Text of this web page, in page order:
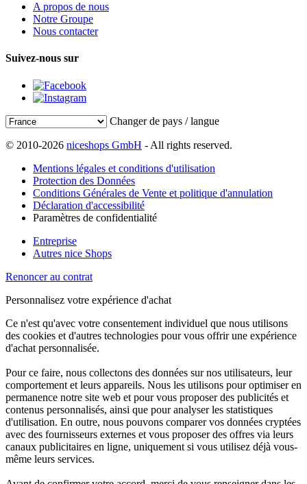
A propos de nous
Notre Groupe
Nous contacter
Suivez-nous sur
Changer de pays / langue
© 2010-2026 niceshops GmbH - All rights reserved.
Mentions légales et conditions d'utilisation
Protection des Données
Conditions Générales de Vente et politique d'annulation
Déclaration d'accessibilité
Paramètres de confidentialité
Entreprise
Autres nice Shops
Renoncer au contrat
Personnalisez votre expérience d'achat
Ce n'est qu'avec votre consentement individuel que nous utilisons
des cookies et d'autres technologies pour vous offrir une expérience
d'achat personnalisée.
Pour ce faire, nous collectons des données sur nos utilisateurs, leur
comportement et leurs appareils. Nous les utilisons pour optimiser en
permanence notre site web et pour vous proposer des publicités et
contenus personnalisés, ainsi que pour analyser les statistiques
d'utilisation. En outre, nous pouvons comparer vos données cryptées
avec des fournisseurs externes et vous proposer des offres via leurs
canaux publicitaires en ligne, uniquement si vous utilisez déjà vous-
même leurs services.